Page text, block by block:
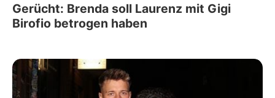
Gerücht: Brenda soll Laurenz mit Gigi
Birofio betrogen haben